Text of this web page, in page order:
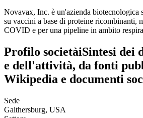
Novavax, Inc. è un'azienda biotecnologica
su vaccini a base di proteine ricombinanti,
COVID e per una pipeline in ambito
Profilo societàiSintesi dei
e dell'attività, da fonti
Wikipedia e documenti
Sede
Gaithersburg, USA